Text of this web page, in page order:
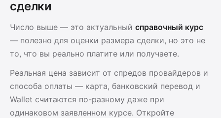
сделки
Число выше — это актуальный справочный курс
— полезно для оценки размера сделки, но это не
то, что вы реально платите или получаете.
Реальная цена зависит от спредов провайдеров и
способа оплаты — карта, банковский перевод и
Wallet считаются по-разному даже при
одинаковом заявленном курсе. Откройте